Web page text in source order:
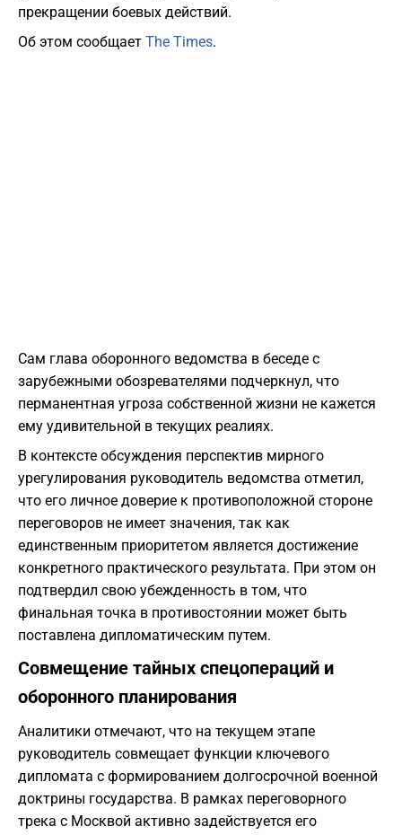
прекращении боевых действий.
Об этом сообщает The Times.
Сам глава оборонного ведомства в беседе с
зарубежными обозревателями подчеркнул, что
перманентная угроза собственной жизни не кажется
ему удивительной в текущих реалиях.
В контексте обсуждения перспектив мирного
урегулирования руководитель ведомства отметил,
что его личное доверие к противоположной стороне
переговоров не имеет значения, так как
единственным приоритетом является достижение
конкретного практического результата. При этом он
подтвердил свою убежденность в том, что
финальная точка в противостоянии может быть
поставлена дипломатическим путем.
Совмещение тайных спецопераций и
оборонного планирования
Аналитики отмечают, что на текущем этапе
руководитель совмещает функции ключевого
дипломата с формированием долгосрочной военной
доктрины государства. В рамках переговорного
трека с Москвой активно задействуется его